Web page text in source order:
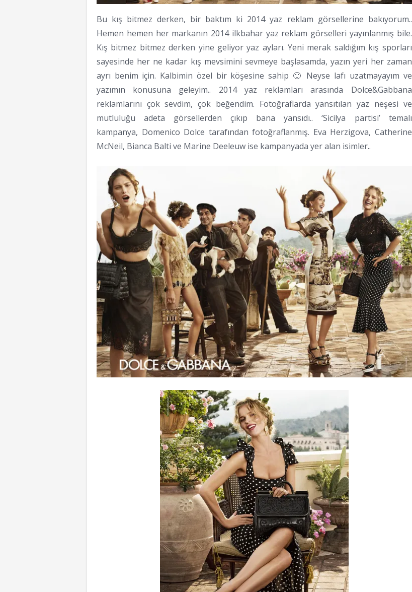
Bu kış bitmez derken, bir baktım ki 2014 yaz reklam görsellerine bakıyorum..
Hemen hemen her markanın 2014 ilkbahar yaz reklam görselleri yayınlanmış bile.
Kış bitmez bitmez derken yine geliyor yaz ayları. Yeni merak saldığım kış sporları
sayesinde her ne kadar kış mevsimini sevmeye başlasamda, yazın yeri her zaman
ayrı benim için. Kalbimin özel bir köşesine sahip 🙂 Neyse lafı uzatmayayım ve
yazımın konusuna geleyim.. 2014 yaz reklamları arasında Dolce&Gabbana
reklamlarını çok sevdim, çok beğendim. Fotoğraflarda yansıtılan yaz neşesi ve
mutluluğu adeta görsellerden çıkıp bana yansıdı.. ‘Sicilya partisi’ temalı
kampanya, Domenico Dolce tarafından fotoğraflanmış. Eva Herzigova, Catherine
McNeil, Bianca Balti ve Marine Deeleuw ise kampanyada yer alan isimler..